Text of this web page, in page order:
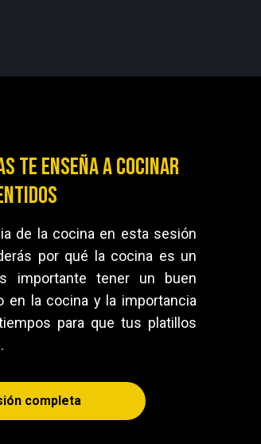
te enseña a cocinar
de la cocina en esta sesión
por qué la cocina es un
importante tener un buen
en la cocina y la importancia
para que tus platillos
completa